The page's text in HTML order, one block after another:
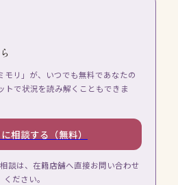
モリ」が、いつでも無料であなたの
トで状況を読み解くこともできま
相談する（無料）
談は、在籍店舗へ直接お問い合わせ
ください。